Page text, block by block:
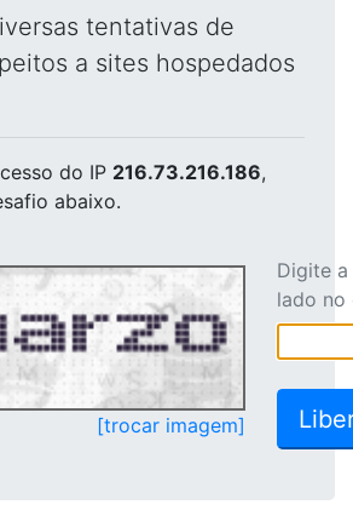
tentativas de
a sites hospedados
do IP 216.73.216.186,
abaixo.
[trocar imagem]
Digite
lado no